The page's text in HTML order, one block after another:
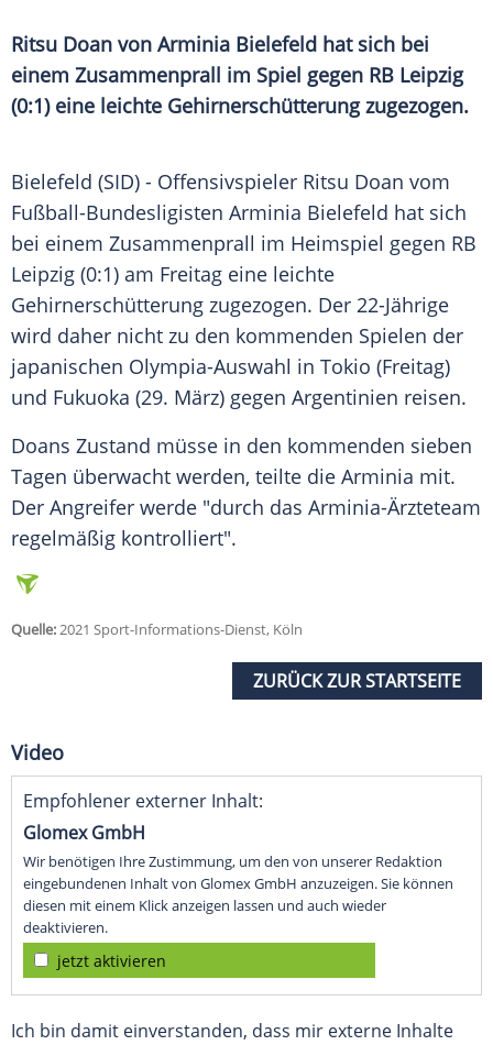
Ritsu Doan von Arminia Bielefeld hat sich bei
einem Zusammenprall im Spiel gegen RB Leipzig
(0:1) eine leichte Gehirnerschütterungzugezogen.
Bielefeld (SID) - Offensivspieler Ritsu Doan vom
Fußball-Bundesligisten Arminia Bielefeld hat sich
bei einem Zusammenprall im Heimspiel gegen RB
Leipzig (0:1) am Freitag eine leichte
Gehirnerschütterung zugezogen. Der 22-Jährige
wird daher nicht zu den kommenden Spielen der
japanischen Olympia-Auswahl in Tokio (Freitag)
und Fukuoka (29. März) gegen Argentinien reisen.
Doans Zustand müsse in den kommenden sieben
Tagen überwacht werden, teilte die Arminia mit.
Der Angreifer werde "durch das Arminia-Ärzteteam
regelmäßig kontrolliert".
Quelle:2021 Sport-Informations-Dienst, Köln
ZURÜCK ZUR STARTSEITE
Video
Empfohlener externer Inhalt:
Glomex GmbH
Wir benötigen Ihre Zustimmung, um den von unserer Redaktion
eingebundenen Inhalt von Glomex GmbH anzuzeigen. Sie können
diesen mit einem Klick anzeigen lassen und auch wieder
deaktivieren.
jetzt aktivieren
Ich bin damit einverstanden, dass mir externe Inhalte